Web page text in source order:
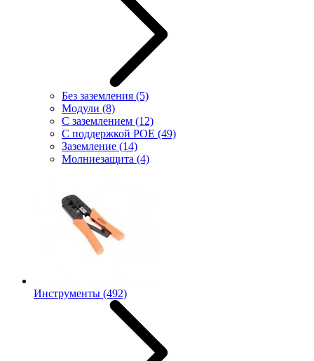
Без заземления (5)
Модули (8)
С заземлением (12)
С поддержкой POE (49)
Заземление (14)
Молниезащита (4)
Инструменты (492)